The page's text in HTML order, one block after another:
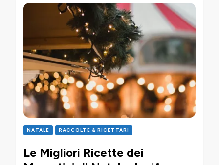
NATALE RACCOLTE & RICETTARI
Le Migliori Ricette dei